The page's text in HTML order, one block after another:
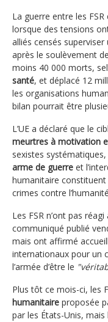
La guerre entre les
lorsque des tensions
alliés censés
après le soulèvement
moins 40 000 morts,
santé, et déplacé 12
les organisations
bilan pourrait être
L’UE a déclaré que le
meurtres à motivation
sexistes systématiques,
arme de guerre et
humanitaire
crimes contre
Les FSR n’ont pas
communiqué publié
mais ont affirmé
internationaux pour un
l’armée d’être le
Plus tôt ce mois-ci, les
humanitaire proposée
par les États-Unis, mais